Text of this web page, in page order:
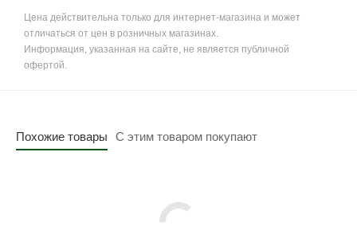
Цена действительна только для интернет-магазина и может
отличаться от цен в розничных магазинах.
Информация, указанная на сайте, не является публичной
офертой.
Похожие товары С этим товаром покупают